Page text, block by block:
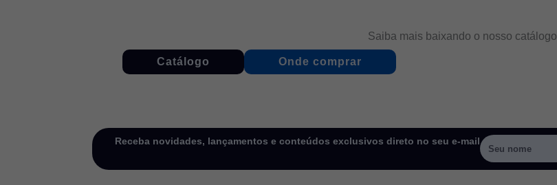
Saiba mais baixando o nosso catálogo
Catálogo Onde comprar
Receba novidades, lançamentos e conteúdos exclusivos direto no seu e-mail